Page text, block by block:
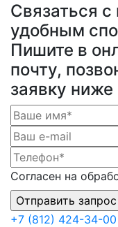
Связаться
удобным
Пишите в
почту,
заявку ниже
Согласен на
+7 (812) 424-34-00